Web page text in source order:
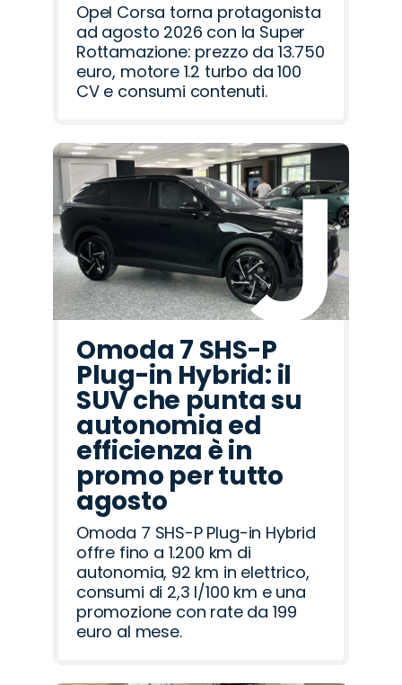
Opel Corsa torna protagonista
ad agosto 2026 con la Super
Rottamazione: prezzo da 13.750
euro, motore 1.2 turbo da 100
CV e consumi contenuti.
Omoda 7 SHS-P
Plug-in Hybrid: il
SUV che punta su
autonomia ed
efficienza è in
promo per tutto
agosto
Omoda 7 SHS-P Plug-in Hybrid
offre fino a 1.200 km di
autonomia, 92 km in elettrico,
consumi di 2,3 l/100 km e una
promozione con rate da 199
euro al mese.